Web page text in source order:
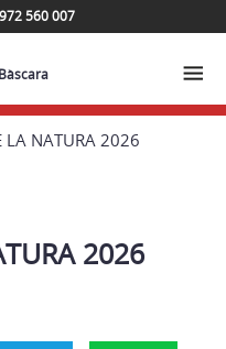
560 007
LA NATURA 2026
2026